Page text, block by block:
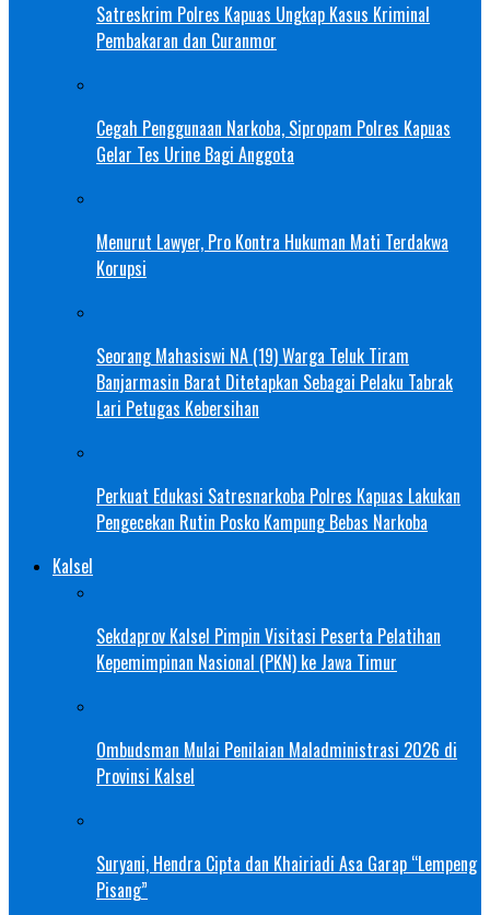
Satreskrim Polres Kapuas Ungkap Kasus Kriminal
Pembakaran dan Curanmor
Cegah Penggunaan Narkoba, Sipropam Polres Kapuas
Gelar Tes Urine Bagi Anggota
Menurut Lawyer, Pro Kontra Hukuman Mati Terdakwa
Korupsi
Seorang Mahasiswi NA (19) Warga Teluk Tiram
Banjarmasin Barat Ditetapkan Sebagai Pelaku Tabrak
Lari Petugas Kebersihan
Perkuat Edukasi Satresnarkoba Polres Kapuas Lakukan
Pengecekan Rutin Posko Kampung Bebas Narkoba
Kalsel
Sekdaprov Kalsel Pimpin Visitasi Peserta Pelatihan
Kepemimpinan Nasional (PKN) ke Jawa Timur
Ombudsman Mulai Penilaian Maladministrasi 2026 di
Provinsi Kalsel
Suryani, Hendra Cipta dan Khairiadi Asa Garap “Lempeng
Pisang”